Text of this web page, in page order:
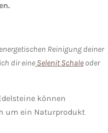
Reinigung deiner
dir eine Selenit Schale oder
können
um ein Naturprodukt